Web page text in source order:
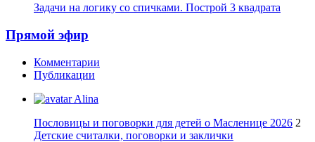
Задачи на логику со спичками. Построй 3 квадрата
Прямой эфир
Комментарии
Публикации
Alina
Пословицы и поговорки для детей о Масленице 2026 2
Детские считалки, поговорки и заклички